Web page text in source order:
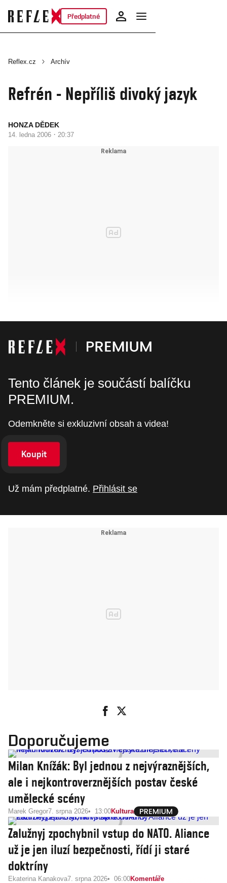
Předplatné
Reflex.cz Archív
Refrén - Nepříliš divoký jazyk
HONZA DĚDEK
14. ledna 2006 · 20:37
Tento článek je součástí balíčku
PREMIUM.
Odemkněte si exkluzivní obsah a videa!
Koupit
Už mám předplatné. Přihlásit se
Doporučujeme
Milan Knížák: Byl jednou z nejvýraznějších,
ale i nejkontroverznějších postav české
umělecké scény
Marek Gregor7. srpna 2026 13:00Kultura
Zalužnyj zpochybnil vstup do NATO. Aliance
už je jen iluzí bezpečnosti, řídí ji staré
doktríny
Ekaterina Kanakova7. srpna 2026 06:00Komentáře